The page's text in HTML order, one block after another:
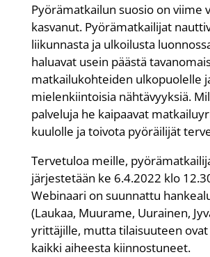
Pyörämatkailun suosio on viime
kasvanut. Pyörämatkailijat
liikunnasta ja ulkoilusta
haluavat usein päästä
matkailukohteiden ulkopuolelle
mielenkiintoisia nähtävyyksiä.
palveluja he kaipaavat
kuulolle ja toivota pyöräilijät
Tervetuloa meille,
järjestetään ke 6.4.2022 klo
Webinaari on suunnattu
(Laukaa, Muurame, Uurainen,
yrittäjille, mutta tilaisuuteen
kaikki aiheesta kiinnostuneet.